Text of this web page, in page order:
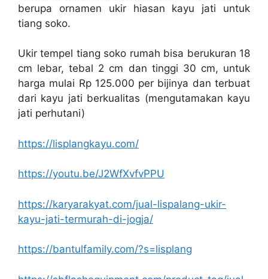
berupa ornamen ukir hiasan kayu jati untuk
tiang soko.
Ukir tempel tiang soko rumah bisa berukuran 18
cm lebar, tebal 2 cm dan tinggi 30 cm, untuk
harga mulai Rp 125.000 per bijinya dan terbuat
dari kayu jati berkualitas (mengutamakan kayu
jati perhutani)
https://lisplangkayu.com/
https://youtu.be/J2WfXvfvPPU
https://karyarakyat.com/jual-lispalang-ukir-
kayu-jati-termurah-di-jogja/
https://bantulfamily.com/?s=lisplang